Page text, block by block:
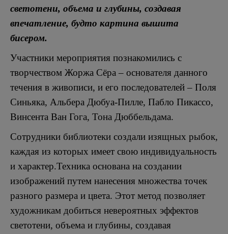
светотени, объема и глубины, создавая
впечатление, будто картина вышита
бисером.
Участники мероприятия познакомились с
творчеством Жоржа Сёра – основателя данного
течения в живописи, и его последователей – Поля
Синьяка, Альбера Дюбуа-Пилле, Пабло Пикассо,
Винсента Ван Гога, Тона Дюббельдама.
Сотрудники библиотеки создали изящных рыбок,
каждая из которых имеет свою индивидуальность
и характер.Техника основана на создании
изображений путем нанесения множества точек
разного размера и цвета. Этот метод позволяет
художникам добиться невероятных эффектов
светотени, объема и глубины, создавая